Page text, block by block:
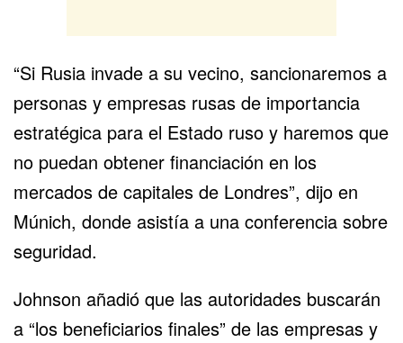
“Si Rusia invade a su vecino, sancionaremos a
personas y empresas rusas de importancia
estratégica para el Estado ruso y haremos que
no puedan obtener financiación en los
mercados de capitales de Londres”, dijo en
Múnich, donde asistía a una conferencia sobre
seguridad.
Johnson añadió que las autoridades buscarán
a “los beneficiarios finales” de las empresas y